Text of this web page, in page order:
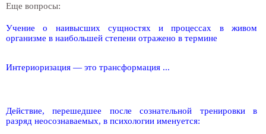
Еще вопросы:
Учение о наивысших сущностях и процессах в живом
организме в наибольшей степени отражено в термине
Интериоризация — это трансформация ...
Действие, перешедшее после сознательной тренировки в
разряд неосознаваемых, в психологии именуется: